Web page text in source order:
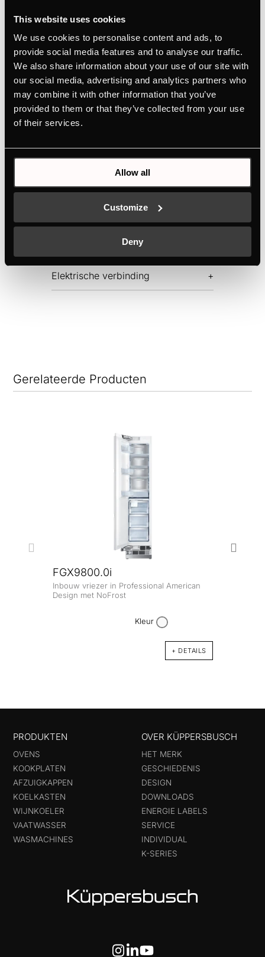
This website uses cookies
We use cookies to personalise content and ads, to
provide social media features and to analyse our traffic.
We also share information about your use of our site with
our social media, advertising and analytics partners who
may combine it with other information that you’ve
provided to them or that they’ve collected from your use
of their services.
Allow all
Customize
Deny
LED-achterpaneel voor betere zichtbaarheid
HANDLEIDINGEN
PRODUCTKAART
Dimensies
Elektrische verbinding
Gerelateerde Producten
FGX9800.0i
Inbouw vriezer in Professional American
Design met NoFrost
Kleur
+ DETAILS
PRODUKTEN
OVENS
KOOKPLATEN
AFZUIGKAPPEN
KOELKASTEN
WIJNKOELER
VAATWASSER
WASMACHINES
OVER KÜPPERSBUSCH
HET MERK
GESCHIEDENIS
DESIGN
DOWNLOADS
ENERGIE LABELS
SERVICE
INDIVIDUAL
K-SERIES